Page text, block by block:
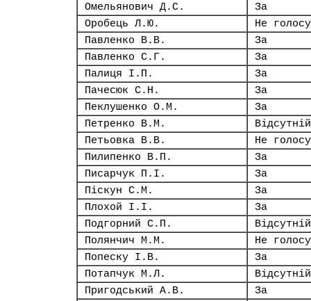
Омельянович Д.С.
За
Оробець Л.Ю.
Не
Павленко В.В.
За
Павленко С.Г.
За
Палиця І.П.
За
Пачесюк С.Н.
За
Пеклушенко О.М.
За
Петренко В.М.
Відсутній
Петьовка В.В.
Не
Пилипенко В.П.
За
Писарчук П.І.
За
Піскун С.М.
За
Плохой І.І.
За
Подгорний С.П.
Відсутній
Полянчич М.М.
Не
Попеску І.В.
За
Потапчук М.Л.
Відсутній
Пригодський А.В.
За